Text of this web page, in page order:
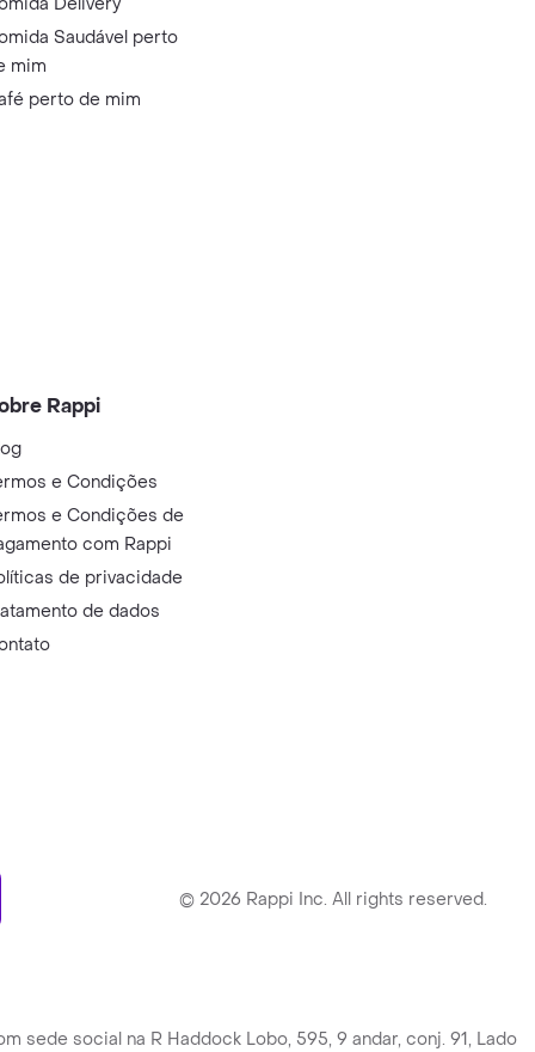
Saudável perto
mim
perto de mim
Rappi
e Condições
e Condições de
com Rappi
de privacidade
de dados
© 2026 Rappi Inc. All rights reserved.
sede social na R Haddock Lobo, 595, 9 andar, conj. 91, Lado